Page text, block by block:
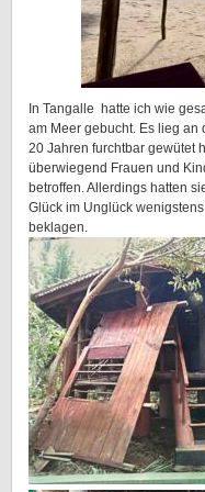
In Tangalle hatte ich wie
am Meer gebucht. Es lieg an
20 Jahren furchtbar gewütet
überwiegend Frauen und
betroffen. Allerdings hatten
Glück im Unglück
beklagen.